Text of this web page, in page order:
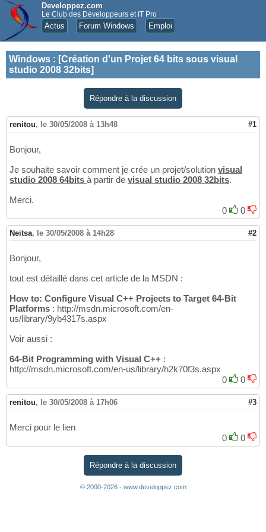
Developpez.com
Le Club des Développeurs et IT Pro
Actus Forum Windows Emploi
Windows : [Création d'un Projet 64 bits sous visual
studio 2008 32bits]
Répondre à la discussion
renitou, le 30/05/2008 à 13h48 #1
Bonjour,
Je souhaite savoir comment je crée un projet/solution visual
studio 2008 64bits à partir de visual studio 2008 32bits.
Merci.
0
0
Neitsa, le 30/05/2008 à 14h28 #2
Bonjour,
tout est détaillé dans cet article de la MSDN :
How to: Configure Visual C++ Projects to Target 64-Bit
Platforms : http://msdn.microsoft.com/en-
us/library/9yb4317s.aspx
Voir aussi :
64-Bit Programming with Visual C++ :
http://msdn.microsoft.com/en-us/library/h2k70f3s.aspx
0
0
renitou, le 30/05/2008 à 17h06 #3
Merci pour le lien
0
0
Répondre à la discussion
© 2000-2026 - www.developpez.com